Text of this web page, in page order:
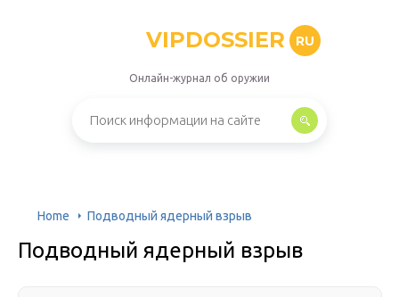
VIPDOSSIER RU
Онлайн-журнал об оружии
Home Подводный ядерный взрыв
Подводный ядерный взрыв